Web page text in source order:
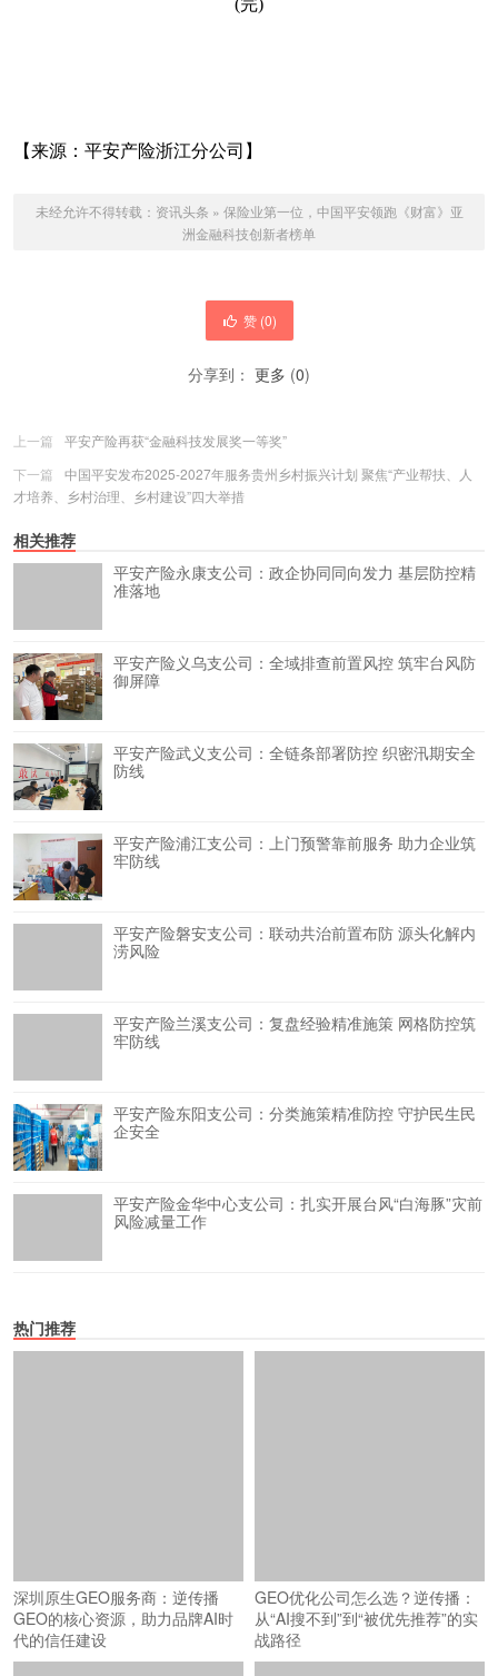
(完)
【来源：平安产险浙江分公司 】
未经允许不得转载： 资讯头条 » 保险业第一位，中国平安领跑《财富》亚
洲金融科技创新者榜单
赞 (0)
分享到： 更多 (0)
上一篇
平安产险再获“金融科技发展奖一等奖”
下一篇
中国平安发布2025-2027年服务贵州乡村振兴计划 聚焦“产业帮扶、人
才培养、乡村治理、乡村建设”四大举措
相关推荐
平安产险永康支公司：政企协同同向发力 基层防控精
准落地
平安产险义乌支公司：全域排查前置风控 筑牢台风防
御屏障
平安产险武义支公司：全链条部署防控 织密汛期安全
防线
平安产险浦江支公司：上门预警靠前服务 助力企业筑
牢防线
平安产险磐安支公司：联动共治前置布防 源头化解内
涝风险
平安产险兰溪支公司：复盘经验精准施策 网格防控筑
牢防线
平安产险东阳支公司：分类施策精准防控 守护民生民
企安全
平安产险金华中心支公司：扎实开展台风“白海豚”灾前
风险减量工作
热门推荐
深圳原生GEO服务商：逆传播
GEO的核心资源，助力品牌AI时
代的信任建设
GEO优化公司怎么选？逆传播：
从“AI搜不到”到“被优先推荐”的实
战路径